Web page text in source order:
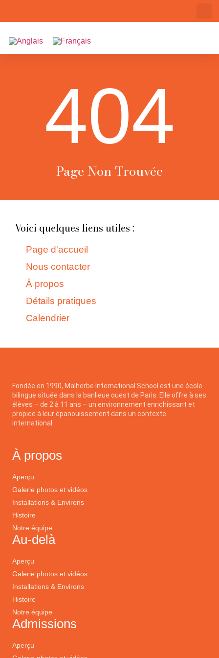
404
Page Non Trouvée
Voici quelques liens utiles :
Page d'accueil
Nous contacter
À propos
Détails pratiques
Calendrier
Fondée en 1990, Malherbe International School est une école
bilingue située dans la banlieue ouest de Paris. Elle offre à ses
élèves – de 2 à 11 ans – un environnement enrichissant et
propice à leur épanouissement dans un contexte
international.
À propos
Aperçu
Galerie photos et vidéos
Installations & Environs
Histoire
Notre équipe
Au-delà
Aperçu
Galerie photos et vidéos
Installations & Environs
Histoire
Notre équipe
Admissions
Aperçu